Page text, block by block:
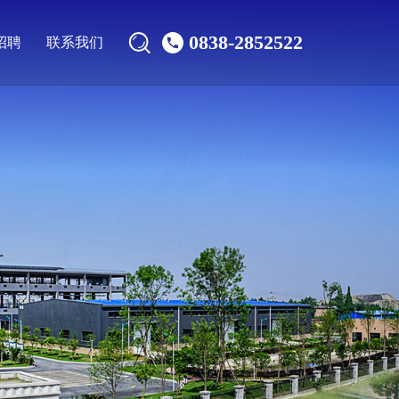
聘 联系我们 0838-2852522